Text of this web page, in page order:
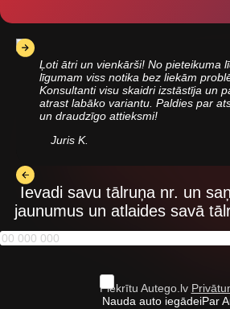
Ļoti ātri un vienkārši! No pieteikuma
līgumam viss notika bez liekām
Konsultanti visu skaidri izstāstīja un
atrast labāko variantu. Paldies par
un draudzīgo attieksmi!
Juris K.
Ievadi savu tālruņa nr. un
jaunumus un atlaides savā
Piekrītu Autego.lv
Nauda auto iegādeiPar